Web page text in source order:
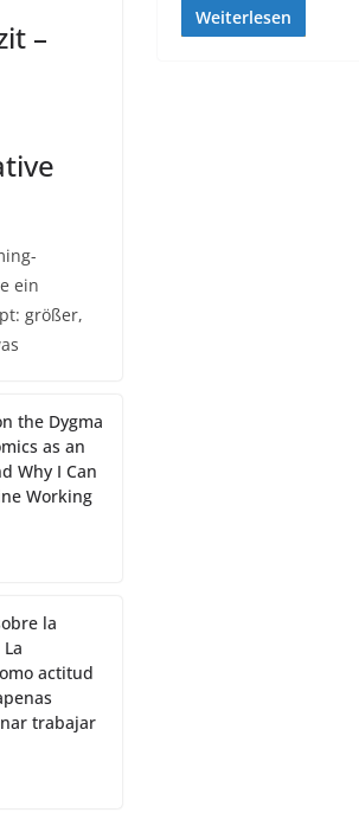
Weiterlesen
–
ein
größer,
the Dygma
as an
Why I Can
Working
la
actitud
trabajar